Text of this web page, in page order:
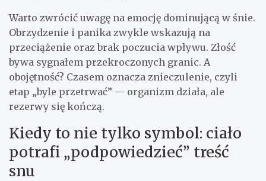
Warto zwrócić uwagę na emocję dominującą w śnie.
Obrzydzenie i panika zwykle wskazują na
przeciążenie oraz brak poczucia wpływu. Złość
bywa sygnałem przekroczonych granic. A
obojętność? Czasem oznacza znieczulenie, czyli
etap „byle przetrwać” — organizm działa, ale
rezerwy się kończą.
Kiedy to nie tylko symbol: ciało
potrafi „podpowiedzieć” treść
snu